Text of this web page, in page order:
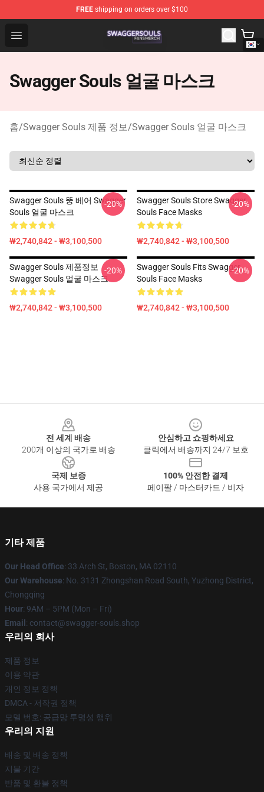
FREE shipping on orders over $100
Open menu
Swagger Souls Shop - Official Swagger Souls
Swagger Souls 얼굴 마스크
홈/Swagger Souls 제품 정보/Swagger Souls 얼굴 마스크
Swagger Souls 뚱 베어 Swagger
Souls 얼굴 마스크
₩2,740,842 - ₩3,100,500
-20%
Swagger Souls Store Swagger
Souls Face Masks
₩2,740,842 - ₩3,100,500
-20%
Swagger Souls 제품정보
Swagger Souls 얼굴 마스크
₩2,740,842 - ₩3,100,500
-20%
Swagger Souls Fits Swagger
Souls Face Masks
₩2,740,842 - ₩3,100,500
-20%
전 세계 배송
200개 이상의 국가로 배송
안심하고 쇼핑하세요
클릭에서 배송까지 24/7 보호
국제 보증
사용 국가에서 제공
100% 안전한 결제
페이팔 / 마스터카드 / 비자
기타 제품
Our Head Office: 33 Arch St, Boston, MA 02110
Our Warehouse: No. 3131 Zhongshan Road South, Yuzhong District,
Chongqing
Hour: 9AM – 5PM (Mon – Fri)
Email : contact@swagger-souls.shop
우리의 회사
제품 정보
이용 약관
개인 정보 정책
DMCA - 저작권 정책
모델 번호: 공급망 투명성 행위
우리의 지원
배송 및 배송 정책
지불 기간
반품 및 환불 정책